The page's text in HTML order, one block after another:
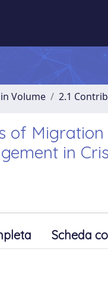
Volume 2.1
of
in
Scheda